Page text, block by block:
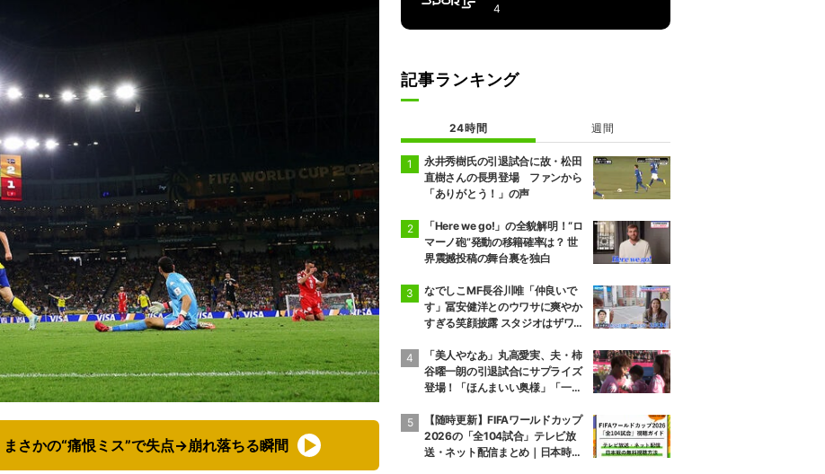
まさかの“痛恨ミス”で失点→崩れ落ちる瞬間
4
記事ランキング
24時間 週間
永井秀樹氏の引退試合に故・松田
直樹さんの長男登場 ファンから
「ありがとう！」の声
「Here we go!」の全貌解明！“ロ
マーノ砲”発動の移籍確率は？ 世
界震撼投稿の舞台裏を独白
なでしこMF長谷川唯「仲良いで
す」冨安健洋とのウワサに爽やか
すぎる笑顔披露 スタジオはザワザ
「美人やなあ」丸高愛実、夫・柿
谷曜一朗の引退試合にサプライズ
登場！「ほんまいい奥様」「一緒
光【随時更新】FIFAワールドカップ
2026の「全104試合」テレビ放
送・ネット配信まとめ｜日本時間